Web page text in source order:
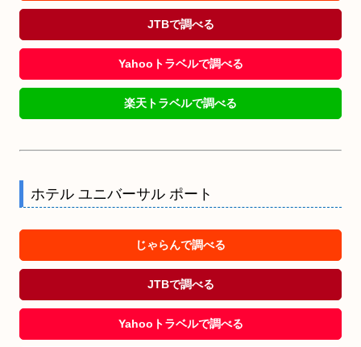
JTBで調べる
Yahooトラベルで調べる
楽天トラベルで調べる
ホテル ユニバーサル ポート
じゃらんで調べる
JTBで調べる
Yahooトラベルで調べる